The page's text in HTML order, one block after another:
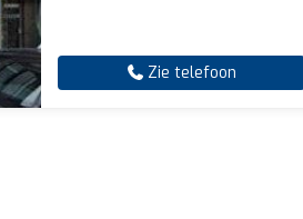
Zie telefoon